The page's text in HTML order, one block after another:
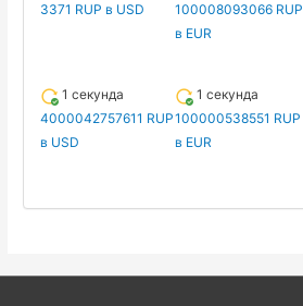
3371 RUP в USD
100008093066 RUP
в EUR
1 секунда
4000042757611 RUP
в USD
1 секунда
100000538551 RUP
в EUR